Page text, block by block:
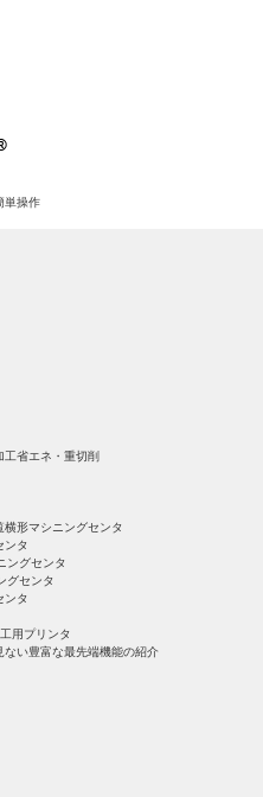
単操作
工省エネ・重切削
横形マシニングセンタ
ンタ
ングセンタ
グセンタ
ンタ
用プリンタ
ない豊富な最先端機能の紹介